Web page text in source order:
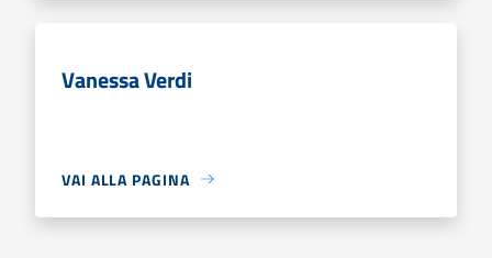
Vanessa Verdi
VAI ALLA PAGINA